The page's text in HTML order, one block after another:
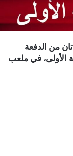
4 نوفمبر 2023، مباراتان من الدفعة
الأولى، في ملعب